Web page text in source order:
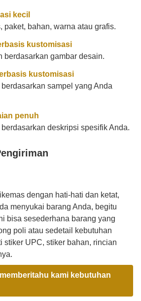
kecil
paket, bahan, warna atau grafis.
kustomisasi
berdasarkan gambar desain.
kustomisasi
sampel yang Anda
penuh
deskripsi spesifik Anda.
dengan hati-hati dan ketat,
menyukai barang Anda, begitu
bisa sesederhana barang yang
poli atau sedetail kebutuhan
stiker UPC, stiker bahan, rincian
kami kebutuhan